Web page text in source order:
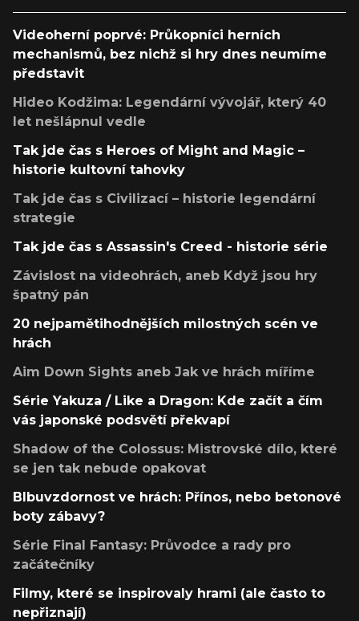
Videoherní poprvé: Průkopníci herních
mechanismů, bez nichž si hry dnes neumíme
představit
Hideo Kodžima: Legendární vývojář, který 40
let nešlápnul vedle
Tak jde čas s Heroes of Might and Magic –
historie kultovní tahovky
Tak jde čas s Civilizací – historie legendární
strategie
Tak jde čas s Assassin's Creed - historie série
Závislost na videohrách, aneb Když jsou hry
špatný pán
20 nejpamětihodnějších milostných scén ve
hrách
Aim Down Sights aneb Jak ve hrách míříme
Série Yakuza / Like a Dragon: Kde začít a čím
vás japonské podsvětí překvapí
Shadow of the Colossus: Mistrovské dílo, které
se jen tak nebude opakovat
Blbuvzdornost ve hrách: Přínos, nebo betonové
boty zábavy?
Série Final Fantasy: Průvodce a rady pro
začátečníky
Filmy, které se inspirovaly hrami (ale často to
nepřiznají)